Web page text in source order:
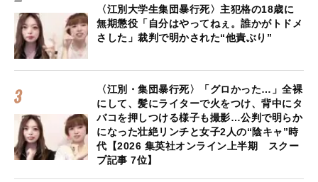
〈江別大学生集団暴行死〉主犯格の18歳に
無期懲役「自分はやってねぇ。誰かがトドメ
さした」裁判で明かされた“他責ぶり”
〈江別・集団暴行死〉「グロかった…」全裸
にして、髪にライターで火をつけ、背中にタ
バコを押しつける様子も撮影…公判で明らか
になった壮絶リンチと女子2人の“陰キャ”時
代【2026 集英社オンライン上半期 スクー
プ記事 7位】